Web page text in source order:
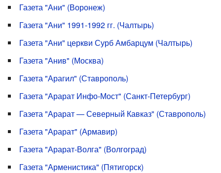
Газета "Ани" (Воронеж)
Газета "Ани" 1991-1992 гг. (Чалтырь)
Газета "Ани" церкви Сурб Амбарцум (Чалтырь)
Газета "Анив" (Москва)
Газета "Арагил" (Ставрополь)
Газета "Арарат Инфо-Мост" (Санкт-Петербург)
Газета "Арарат — Северный Кавказ" (Ставрополь)
Газета "Арарат" (Армавир)
Газета "Арарат-Волга" (Волгоград)
Газета "Арменистика" (Пятигорск)